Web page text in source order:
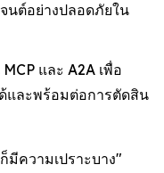
นต์อย่างปลอดภัยใน
และ A2A เพื่อ
และพร้อมต่อการตัดสิน
มีความเปราะบาง"